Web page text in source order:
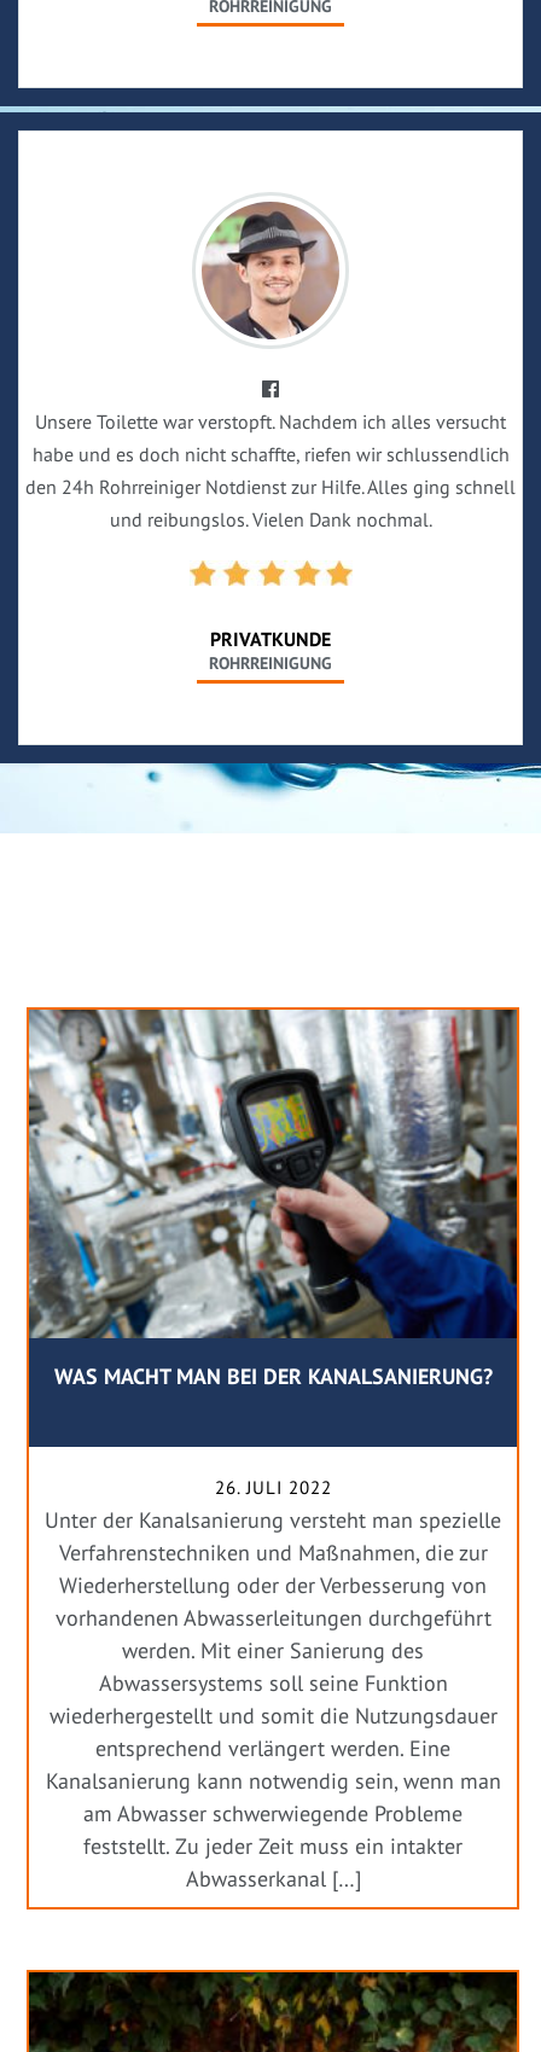
ROHRREINIGUNG
Unsere Toilette war verstopft. Nachdem ich alles versucht
habe und es doch nicht schaffte, riefen wir schlussendlich
den 24h Rohrreiniger Notdienst zur Hilfe. Alles ging schnell
und reibungslos. Vielen Dank nochmal.
PRIVATKUNDE
ROHRREINIGUNG
WAS MACHT MAN BEI DER KANALSANIERUNG?
26. JULI 2022
Unter der Kanalsanierung versteht man spezielle
Verfahrenstechniken und Maßnahmen, die zur
Wiederherstellung oder der Verbesserung von
vorhandenen Abwasserleitungen durchgeführt
werden. Mit einer Sanierung des
Abwassersystems soll seine Funktion
wiederhergestellt und somit die Nutzungsdauer
entsprechend verlängert werden. Eine
Kanalsanierung kann notwendig sein, wenn man
am Abwasser schwerwiegende Probleme
feststellt. Zu jeder Zeit muss ein intakter
Abwasserkanal […]